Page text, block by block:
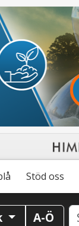
Stöd oss
A-Ö